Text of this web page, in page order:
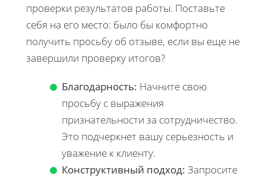
проверки результатов работы. Поставьте
себя на его место: было бы комфортно
получить просьбу об отзыве, если вы еще не
завершили проверку итогов?
Благодарность: Начните свою
просьбу с выражения
признательности за сотрудничество.
Это подчеркнет вашу серьезность и
уважение к клиенту.
Конструктивный подход: Запросите